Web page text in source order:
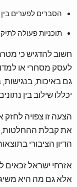
הסברים לפערים
תוכניות פעולה
חשוב להדגיש כי
לעסק מסחרי או
גם באיכות,
יכללו שילוב בין
הצעה זו צפויה
את קבלת ההחלטות,
הדיון הציבורי
אזרחי ישראל
אלא גם מה היא